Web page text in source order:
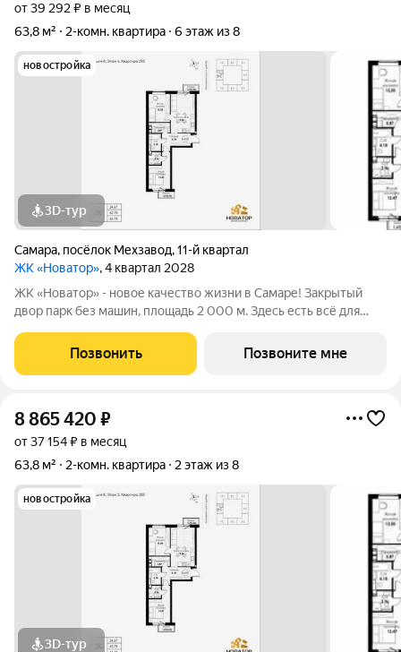
от 39 292 ₽ в месяц
63,8 м²
2-комн. квартира 6 этаж из 8
новостройка
3D-тур
Самара, посёлок Мехзавод,11-й квартал
ЖК «Новатор», 4 квартал 2028
ЖК «Новатор» - новое качество жизни в Самаре! Закрытый
двор парк без машин, площадь 2 000 м. Здесь есть всё для
спортивные зоны ландшафтное озеленение Безопасность на
высшем уровне: система
Позвонить Позвоните мне
8 865 420 ₽
от 37 154 ₽ в месяц
63,8 м²
2-комн. квартира 2 этаж из 8
новостройка
3D-тур